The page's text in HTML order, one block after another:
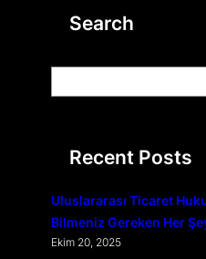
Search
e
Recent Posts
Uluslararası Ticaret
Bilmeniz Gereken Her
Ekim 20, 2025